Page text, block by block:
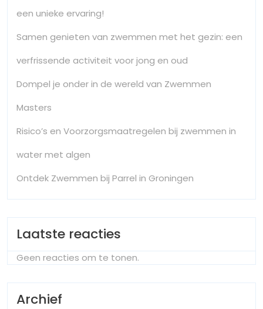
een unieke ervaring!
Samen genieten van zwemmen met het gezin: een
verfrissende activiteit voor jong en oud
Dompel je onder in de wereld van Zwemmen
Masters
Risico’s en Voorzorgsmaatregelen bij zwemmen in
water met algen
Ontdek Zwemmen bij Parrel in Groningen
Laatste reacties
Geen reacties om te tonen.
Archief